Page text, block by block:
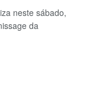
neste sábado,
da